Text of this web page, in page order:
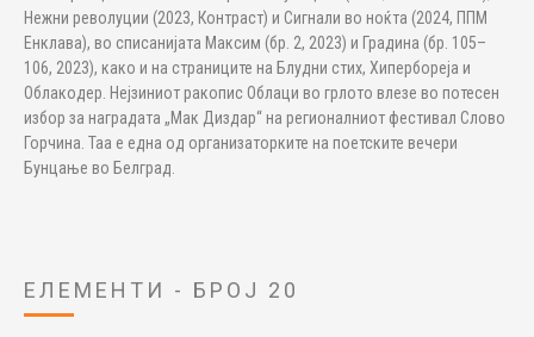
Нежни револуции (2023, Контраст) и Сигнали во ноќта (2024, ППМ
Енклава), во списанијата Максим (бр. 2, 2023) и Градина (бр. 105–
106, 2023), како и на страниците на Блудни стих, Хипербореја и
Облакодер. Нејзиниот ракопис Облаци во грлото влезе во потесен
избор за наградата „Мак Диздар“ на регионалниот фестивал Слово
Горчина. Таа е една од организаторките на поетските вечери
Бунцање во Белград.
ЕЛЕМЕНТИ - БРОЈ 20